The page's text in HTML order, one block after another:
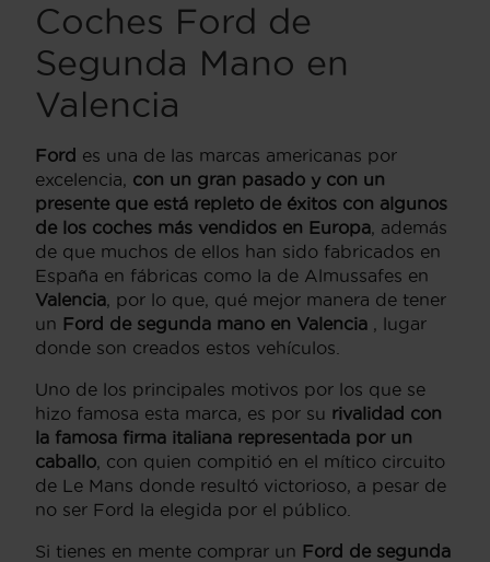
Coches Ford de
Segunda Mano en
Valencia
Ford es una de las marcas americanas por
excelencia, con un gran pasado y con un
presente que está repleto de éxitos con algunos
de los coches más vendidos en Europa , además
de que muchos de ellos han sido fabricados en
España en fábricas como la de Almussafes en
Valencia , por lo que, qué mejor manera de tener
un Ford de segunda mano en Valencia , lugar
donde son creados estos vehículos.
Uno de los principales motivos por los que se
hizo famosa esta marca, es por su rivalidad con
la famosa firma italiana representada por un
caballo , con quien compitió en el mítico circuito
de Le Mans donde resultó victorioso, a pesar de
no ser Ford la elegida por el público.
Si tienes en mente comprar un Ford de segunda